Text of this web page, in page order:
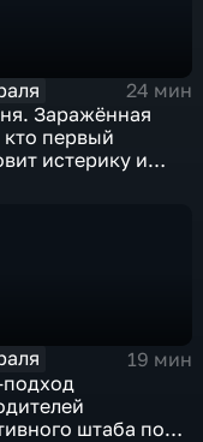
24 мин
Заражённая
кто первый
истерику и
19 мин
штаба по